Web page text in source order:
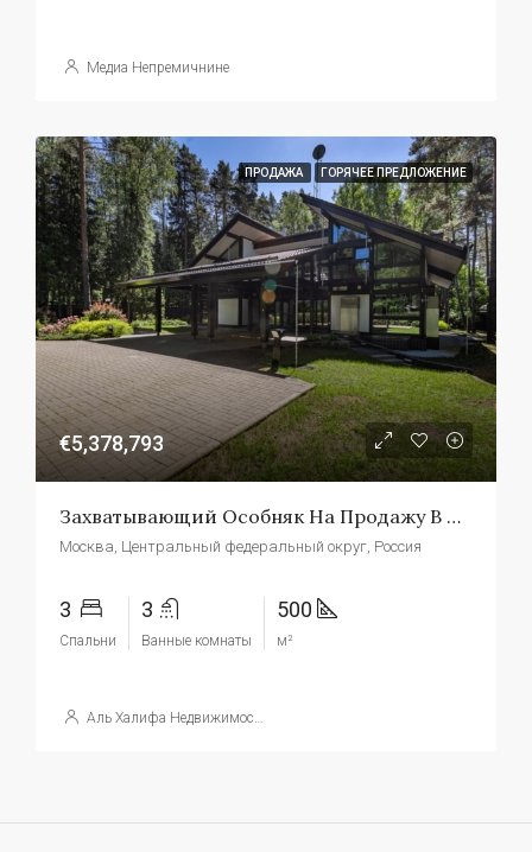
Медиа Непремичнине
ПРОДАЖА ГОРЯЧЕЕ ПРЕДЛОЖЕНИЕ
€5,378,793
Захватывающий Особняк На Продажу В Москве, Россия
Москва, Центральный федеральный округ, Россия
3
Спальни
3
Ванные комнаты
500
м²
Аль Халифа Недвижимость